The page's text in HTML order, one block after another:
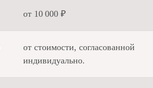
от 10 000 ₽
от стоимости, согласованной
индивидуально.